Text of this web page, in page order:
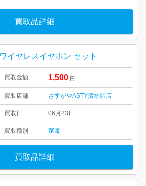
買取品詳細
ワイヤレスイヤホン セット
買取金額 1,500 円
買取店舗 さすがやASTY清水駅店
買取日 06月23日
買取種別 家電
買取品詳細